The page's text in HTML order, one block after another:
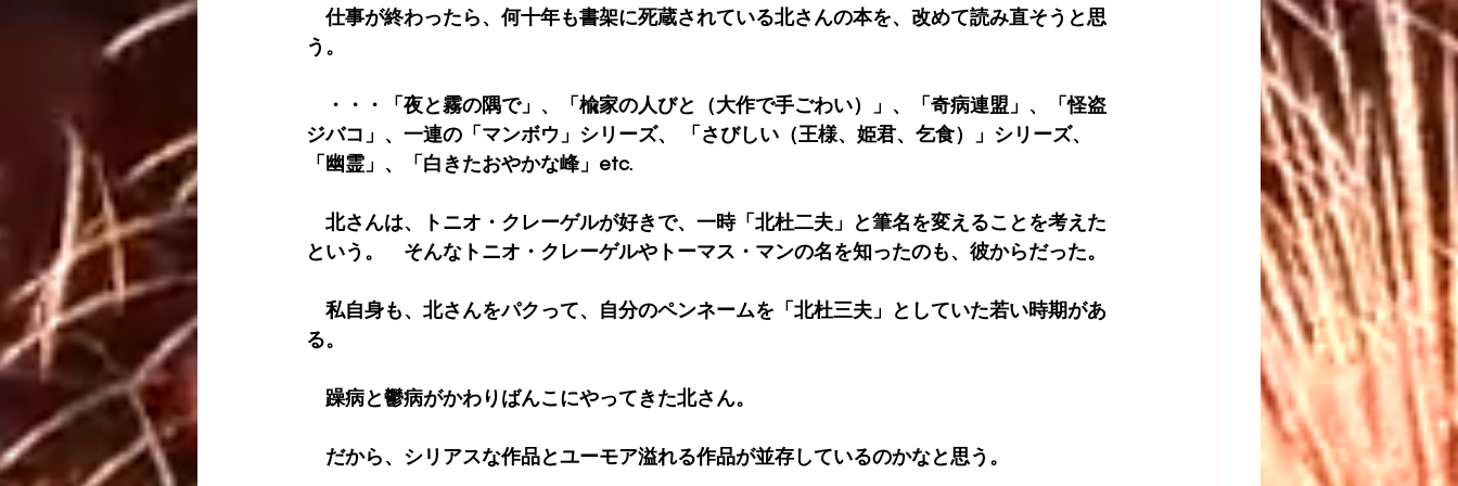
仕事が終わったら、何十年も書架に死蔵されている北さんの本を、改めて読み直そうと思
う。
・・・「夜と霧の隅で」、「楡家の人びと（大作で手ごわい）」、「奇病連盟」、「怪盗
ジバコ」、一連の「マンボウ」シリーズ、 「さびしい（王様、姫君、乞食）」シリーズ、
「幽霊」、「白きたおやかな峰」etc.
北さんは、トニオ・クレーゲルが好きで、一時「北杜二夫」と筆名を変えることを考えた
という。　そんなトニオ・クレーゲルやトーマス・マンの名を知ったのも、彼からだった。
私自身も、北さんをパクって、自分のペンネームを「北杜三夫」としていた若い時期があ
る。
躁病と鬱病がかわりばんこにやってきた北さん。
だから、シリアスな作品とユーモア溢れる作品が並存しているのかなと思う。